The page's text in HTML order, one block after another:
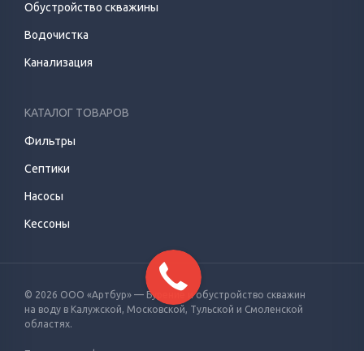
Обустройство скважины
Водочистка
Канализация
КАТАЛОГ ТОВАРОВ
Фильтры
Септики
Насосы
Кессоны
© 2026 ООО «Артбур» — Бурение и обустройство скважин
на воду в Калужской, Московской, Тульской и Смоленской
областях.